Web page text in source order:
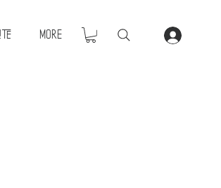
More